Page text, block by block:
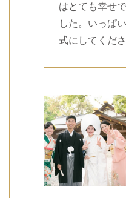
はとても幸せ
した。いっぱ
式にしてくださ